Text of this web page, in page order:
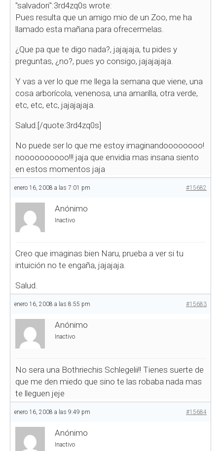
"salvadori":3rd4zq0s wrote:
Pues resulta que un amigo mio de un Zoo, me ha
llamado esta mañana para ofrecermelas.
¿Que pa que te digo nada?, jajajaja, tu pides y
preguntas, ¿no?, pues yo consigo, jajajajaja.
Y vas a ver lo que me llega la semana que viene, una
cosa arborícola, venenosa, una amarilla, otra verde,
etc, etc, etc, jajajajaja.
Salud.[/quote:3rd4zq0s]
No puede ser lo que me estoy imaginandoooooooo!
noooooooooo!!! jaja que envidia mas insana siento
en estos momentos jaja
enero 16, 2008 a las 7:01 pm #15682
Anónimo
Inactivo
Creo que imaginas bien Naru, prueba a ver si tu
intuición no te engaña, jajajaja.
Salud.
enero 16, 2008 a las 8:55 pm #15683
Anónimo
Inactivo
No sera una Bothriechis Schlegelii!! Tienes suerte de
que me den miedo que sino te las robaba nada mas
te lleguen jeje
enero 16, 2008 a las 9:49 pm #15684
Anónimo
Inactivo